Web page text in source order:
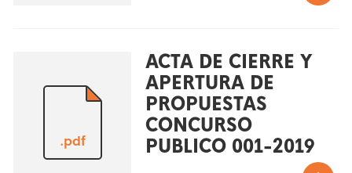
.pdf
ACTA DE CIERRE Y
APERTURA DE
PROPUESTAS
CONCURSO
PUBLICO 001-2019